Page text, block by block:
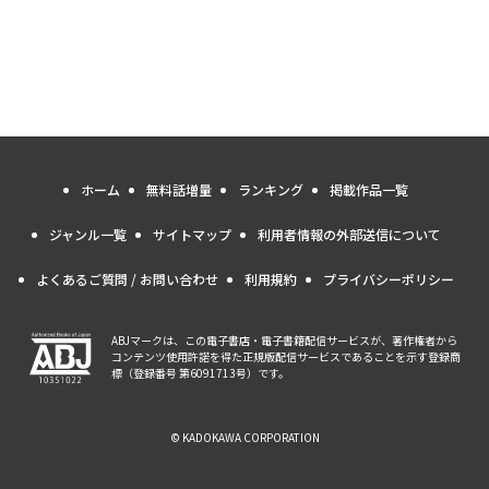
ホーム 無料話増量 ランキング 掲載作品一覧
ジャンル一覧 サイトマップ 利用者情報の外部送信について
よくあるご質問 / お問い合わせ 利用規約 プライバシーポリシー
ABJマークは、この電子書店・電子書籍配信サービスが、著作権者から
コンテンツ使用許諾を得た正規版配信サービスであることを示す登録商
標（登録番号 第6091713号）です。
© KADOKAWA CORPORATION